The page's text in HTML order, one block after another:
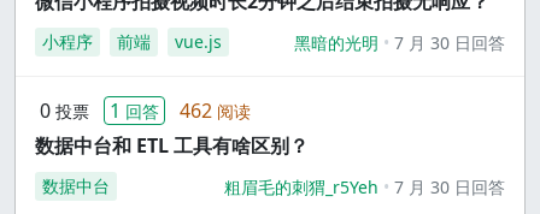
小程序 前端 vue.js 黑暗的光明 7 月 30 日回答
0 投票 1 回答 462 阅读
数据中台和 ETL 工具有啥区别？
数据中台 粗眉毛的刺猬_r5Yeh 7 月 30 日回答